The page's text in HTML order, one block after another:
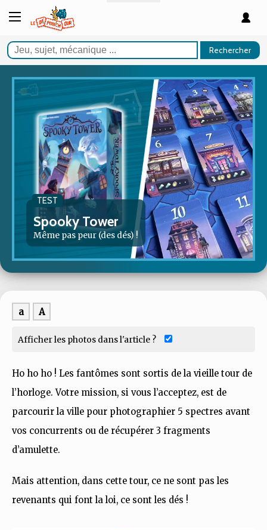
Rechercher
TEST
Spooky Tower
Même pas peur (des dés) !
a A
Afficher les photos dans l'article ?
Ho ho ho ! Les fantômes sont sortis de la vieille tour de
l’horloge. Votre mission, si vous l’acceptez, est de
parcourir la ville pour photographier 5 spectres avant
vos concurrents ou de récupérer 3 fragments
d’amulette.
Mais attention, dans cette tour, ce ne sont pas les
revenants qui font la loi, ce sont les dés !